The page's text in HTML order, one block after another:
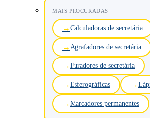
MAIS PROCURADAS
Calculadoras de secretária
Agrafadores de secretária
Furadores de secretária
Esferográficas
Marcadores permanentes